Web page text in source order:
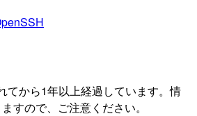
てから1年以上経過しています。情
すので、ご注意ください。